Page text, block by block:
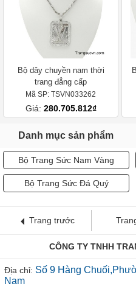
Bộ dây chuyền nam thời
trang đẳng cấp
Mã SP: TSVN033262
Giá: 280.705.812₫
Danh mục sản phẩm
Bộ Trang Sức Nam Vàng
Bộ Trang Sức Đá Quý
Trang trước
CÔNG TY TNHH
Địa chỉ: Số 9 Hàng
Nam